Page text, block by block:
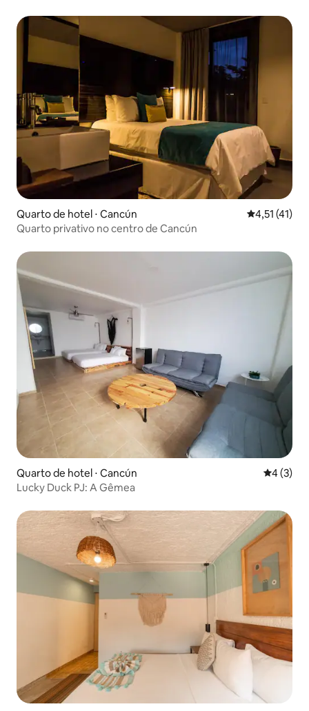
Quarto de hotel ⋅ Cancún 4,51 de uma
4,51 (41)
Quarto privativo no centro de Cancún
Quarto de hotel ⋅ Cancún 4 de
4 (3)
Lucky Duck PJ: A Gêmea